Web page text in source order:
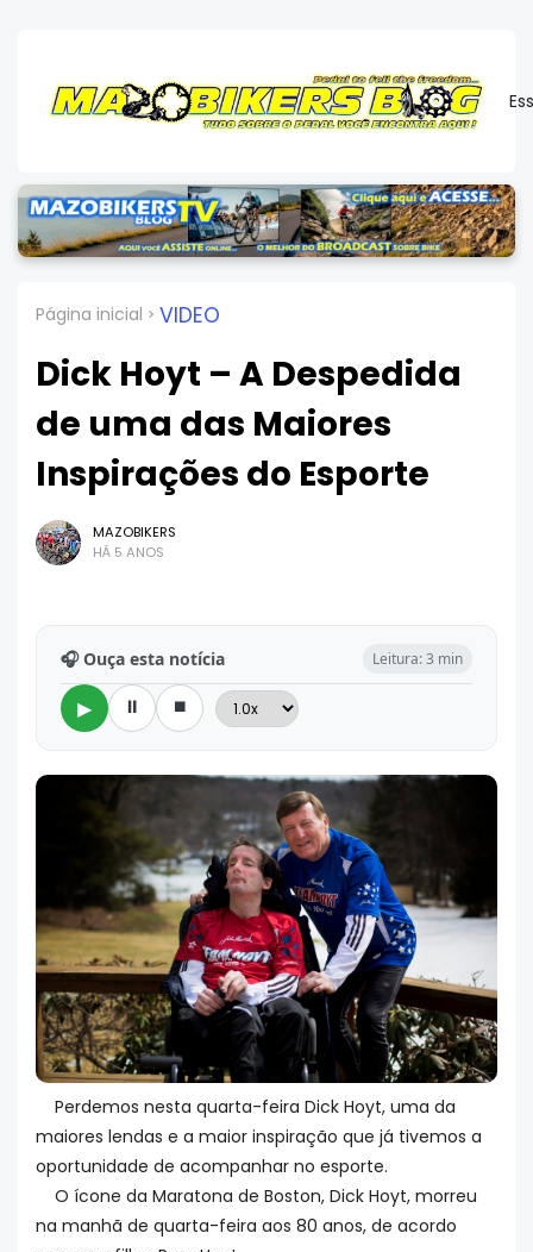
Página inicial VIDEO
Dick Hoyt – A Despedida
de uma das Maiores
Inspirações do Esporte
MAZOBIKERS
HÁ 5 ANOS
🎧 Ouça esta notícia Leitura: 3 min
▶ ⏸ ⏹
Perdemos nesta quarta-feira Dick Hoyt, uma da
maiores lendas e a maior inspiração que já tivemos a
oportunidade de acompanhar no esporte.
O ícone da Maratona de Boston, Dick Hoyt, morreu
na manhã de quarta-feira aos 80 anos, de acordo